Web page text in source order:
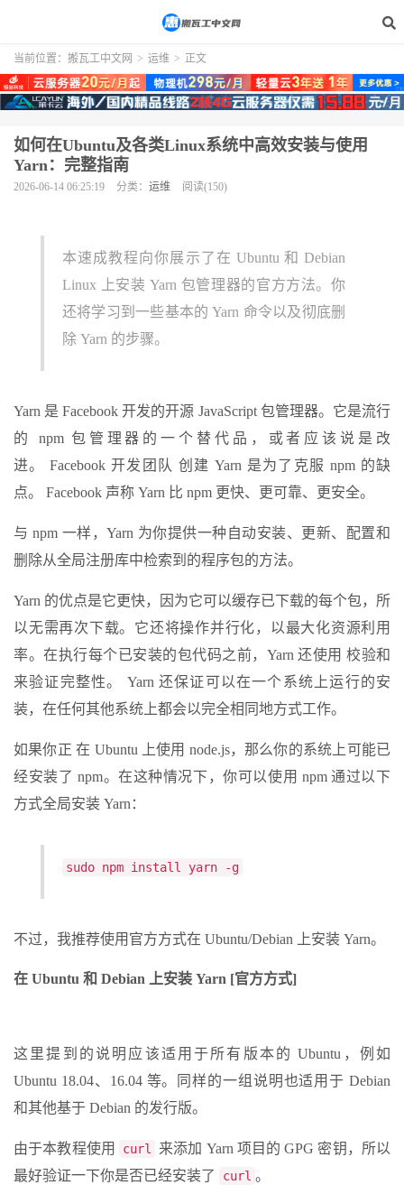
当前位置： 搬瓦工中文网 > 运维 > 正文
如何在Ubuntu及各类Linux系统中高效安装与使用
Yarn：完整指南
2026-06-14 06:25:19 分类： 运维 阅读(150)
本速成教程向你展示了在 Ubuntu 和 Debian
Linux 上安装 Yarn 包管理器的官方方法。你
还将学习到一些基本的 Yarn 命令以及彻底删
除 Yarn 的步骤。
Yarn 是 Facebook 开发的开源 JavaScript 包管理器。它是流行
的 npm 包管理器的一个替代品，或者应该说是改
进。 Facebook 开发团队 创建 Yarn 是为了克服 npm 的缺
点。 Facebook 声称 Yarn 比 npm 更快、更可靠、更安全。
与 npm 一样，Yarn 为你提供一种自动安装、更新、配置和
删除从全局注册库中检索到的程序包的方法。
Yarn 的优点是它更快，因为它可以缓存已下载的每个包，所
以无需再次下载。它还将操作并行化，以最大化资源利用
率。在执行每个已安装的包代码之前，Yarn 还使用 校验和
来验证完整性。 Yarn 还保证可以在一个系统上运行的安
装，在任何其他系统上都会以完全相同地方式工作。
如果你正 在 Ubuntu 上使用 node.js，那么你的系统上可能已
经安装了 npm。在这种情况下，你可以使用 npm 通过以下
方式全局安装 Yarn：
sudo npm install yarn -g
不过，我推荐使用官方方式在 Ubuntu/Debian 上安装 Yarn。
在 Ubuntu 和 Debian 上安装 Yarn [官方方式]
这里提到的说明应该适用于所有版本的 Ubuntu，例如
Ubuntu 18.04、16.04 等。同样的一组说明也适用于 Debian
和其他基于 Debian 的发行版。
由于本教程使用 curl
来添加 Yarn 项目的 GPG 密钥，所以
最好验证一下你是否已经安装了
curl 。